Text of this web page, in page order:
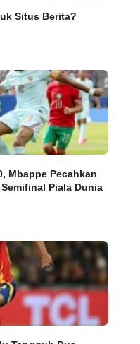
Situs Berita?
Mbappe Pecahkan
Piala Dunia